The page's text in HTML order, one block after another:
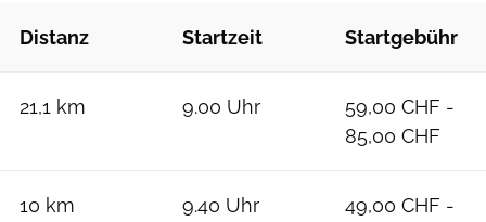
Distanz Startzeit Startgebühr
21,1 km 9.00 Uhr
59,00 CHF -
85,00 CHF
10 km 9.40 Uhr
49,00 CHF -